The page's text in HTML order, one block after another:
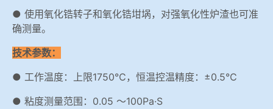
● 使用氧化锆转子和氧化锆坩埚，对强氧化性炉渣也可准
确测量。
技术参数：
● 工作温度：上限1750℃，恒温控温精度：±0.5℃
● 粘度测量范围：0.05 ～100Pa·S